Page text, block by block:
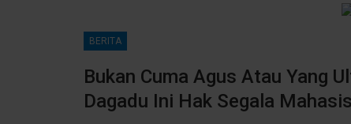
BERITA
Bukan Cuma Agus Atau Yang
Dagadu Ini Hak Segala